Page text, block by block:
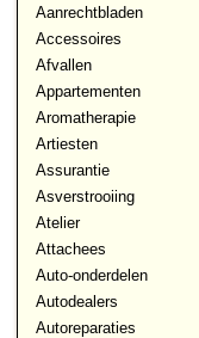
Aanrechtbladen
Accessoires
Afvallen
Appartementen
Aromatherapie
Artiesten
Assurantie
Asverstrooiing
Atelier
Attachees
Auto-onderdelen
Autodealers
Autoreparaties